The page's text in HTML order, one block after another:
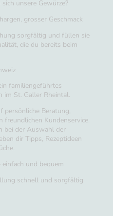
unsere Gewürze?
grosser Geschmack
sorgfältig und füllen sie
die du bereits beim
familiengeführtes
im St. Galler Rheintal.
persönliche Beratung,
freundlichen Kundenservice.
bei der Auswahl der
dir Tipps, Rezeptideen
und bequem
schnell und sorgfältig